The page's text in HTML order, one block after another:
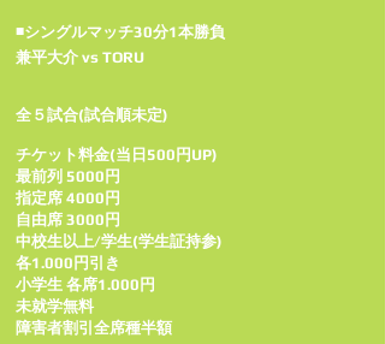
◾シングルマッチ30分1本勝負
兼平大介 vs TORU
全５試合(試合順未定)
チケット料金(当日500円UP)
最前列 5000円
指定席 4000円
自由席 3000円
中校生以上/学生(学生証持参)
各1.000円引き
小学生 各席1.000円
未就学無料
障害者割引全席種半額